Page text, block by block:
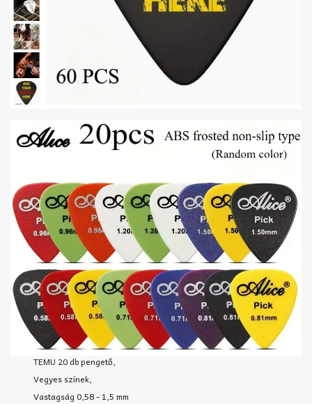
TEMU 20 db pengető,
Vegyes színek,
Vastagság 0,58 - 1,5 mm